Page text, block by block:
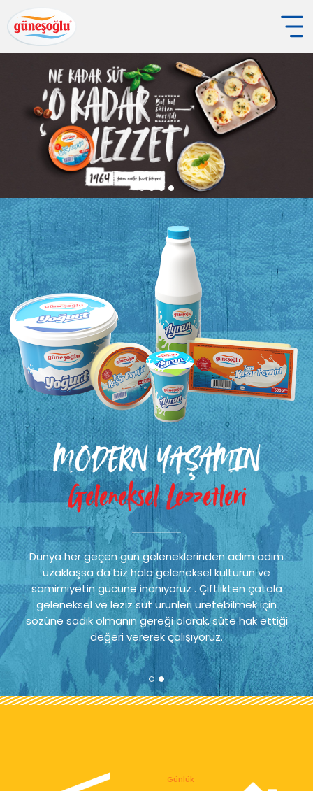
MODERN YAŞAMIN
Geleneksel Lezzetleri
Dünya her geçen gün geleneklerinden adım adım
uzaklaşsa da biz hala geleneksel kültürün ve
samimiyetin gücüne inanıyoruz . Çiftlikten çatala
geleneksel ve leziz süt ürünleri üretebilmek için
sözüne sadık olmanın gereği olarak, süte hak ettiği
değeri vererek çalışıyoruz.
Günlük